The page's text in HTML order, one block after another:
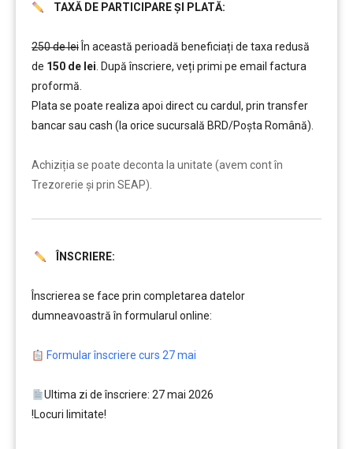
TAXĂ DE PARTICIPARE ȘI PLATĂ:
250 de lei În această perioadă beneficiați de taxa redusă
de 150 de lei . După înscriere, veți primi pe email factura
proformă.
Plata se poate realiza apoi direct cu cardul, prin transfer
bancar sau cash (la orice sucursală BRD/Poșta Română).
Achiziția se poate deconta la unitate (avem cont în
Trezorerie și prin SEAP).
ÎNSCRIERE:
Înscrierea se face prin completarea datelor
dumneavoastră în formularul online:
Formular înscriere curs 27 mai
Ultima zi de înscriere: 27 mai 2026
!Locuri limitate!